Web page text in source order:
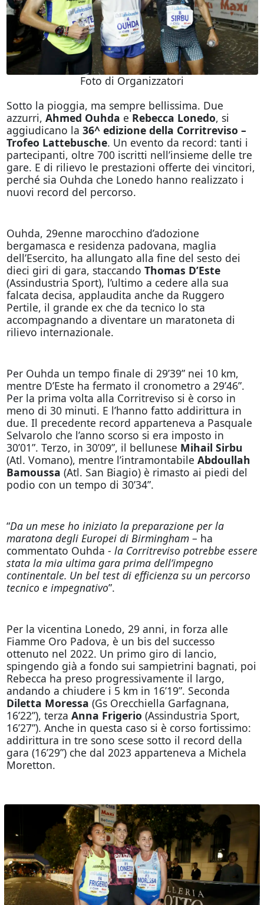
Foto di Organizzatori
Sotto la pioggia, ma sempre bellissima. Due
azzurri, Ahmed Ouhda e Rebecca Lonedo, si
aggiudicano la 36^ edizione della Corritreviso –
Trofeo Lattebusche. Un evento da record: tanti i
partecipanti, oltre 700 iscritti nell’insieme delle tre
gare. E di rilievo le prestazioni offerte dei vincitori,
perché sia Ouhda che Lonedo hanno realizzato i
nuovi record del percorso.
Ouhda, 29enne marocchino d’adozione
bergamasca e residenza padovana, maglia
dell’Esercito, ha allungato alla fine del sesto dei
dieci giri di gara, staccando Thomas D’Este
(Assindustria Sport), l’ultimo a cedere alla sua
falcata decisa, applaudita anche da Ruggero
Pertile, il grande ex che da tecnico lo sta
accompagnando a diventare un maratoneta di
rilievo internazionale.
Per Ouhda un tempo finale di 29’39” nei 10 km,
mentre D’Este ha fermato il cronometro a 29’46”.
Per la prima volta alla Corritreviso si è corso in
meno di 30 minuti. E l’hanno fatto addirittura in
due. Il precedente record apparteneva a Pasquale
Selvarolo che l’anno scorso si era imposto in
30’01”. Terzo, in 30’09”, il bellunese Mihail Sirbu
(Atl. Vomano), mentre l’intramontabile Abdoullah
Bamoussa (Atl. San Biagio) è rimasto ai piedi del
podio con un tempo di 30’34”.
“Da un mese ho iniziato la preparazione per la
maratona degli Europei di Birmingham– ha
commentato Ouhda - la Corritreviso potrebbe essere
stata la mia ultima gara prima dell’impegno
continentale. Un bel test di efficienza su un percorso
tecnico e impegnativo”.
Per la vicentina Lonedo, 29 anni, in forza alle
Fiamme Oro Padova, è un bis del successo
ottenuto nel 2022. Un primo giro di lancio,
spingendo già a fondo sui sampietrini bagnati, poi
Rebecca ha preso progressivamente il largo,
andando a chiudere i 5 km in 16’19”. Seconda
Diletta Moressa (Gs Orecchiella Garfagnana,
16’22”), terza Anna Frigerio (Assindustria Sport,
16’27”). Anche in questa caso si è corso fortissimo:
addirittura in tre sono scese sotto il record della
gara (16’29”) che dal 2023 apparteneva a Michela
Moretton.